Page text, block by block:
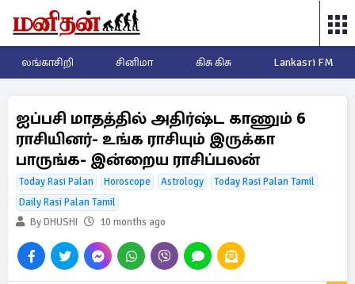
லங்காசிறி சினிமா கிசு கிசு Lankasri FM
ஐப்பசி மாதத்தில் அதிர்ஷ்ட காணும் 6
ராசியினர்- உங்க ராசியும் இருக்கா
பாருங்க- இன்றைய ராசிப்பலன்
Today Rasi Palan Horoscope Astrology
Today Rasi Palan Tamil
Daily Rasi Palan Tamil
By DHUSHI
10 months ago